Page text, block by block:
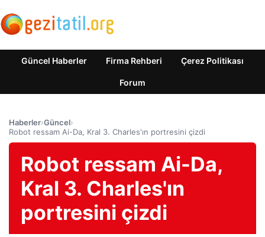
Güncel Haberler Firma Rehberi Çerez Politikası
Forum
Haberler›Güncel›
Robot ressam Ai-Da, Kral 3. Charles'ın portresini çizdi
Robot ressam Ai-Da,
Kral 3. Charles'ın
portresini çizdi